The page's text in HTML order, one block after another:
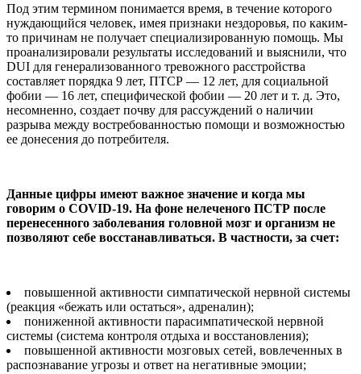
Под этим термином понимается время, в течение которого
нуждающийся человек, имея признаки нездоровья, по каким-
то причинам не получает специализированную помощь. Мы
проанализировали результаты исследований и выяснили, что
DUI для генерализованного тревожного расстройства
составляет порядка 9 лет, ПТСР — 12 лет, для социальной
фобии — 16 лет, специфической фобии — 20 лет и т. д. Это,
несомненно, создает почву для рассуждений о наличии
разрыва между востребованностью помощи и возможностью
ее донесения до потребителя.
Данные цифры имеют важное значение и когда мы
говорим о COVID-19. На фоне нелеченого ПСТР после
перенесенного заболевания головной мозг и организм не
позволяют себе восстанавливаться. В частности, за счет:
повышенной активности симпатической нервной системы
(реакция «бежать или остаться», адреналин);
пониженной активности парасимпатической нервной
системы (система контроля отдыха и восстановления);
повышенной активности мозговых сетей, вовлеченных в
распознавание угрозы и ответ на негативные эмоции;